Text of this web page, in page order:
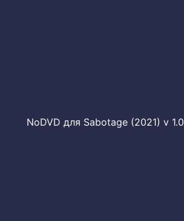
NoDVD для Sabotage (2021) v 1.0